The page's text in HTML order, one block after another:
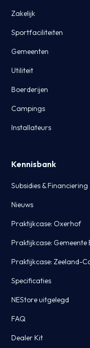
Zakelijk
Sportfaciliteiten
Gemeenten
Utiliteit
Boerderijen
Campings
Installateurs
Kennisbank
Subsidies & Financiering
Nieuws
Praktijkcase: Oxerhof
Praktijkcase: Gemeente
Praktijkcase: Zeeland-
Specificaties
NEStore uitgelegd
FAQ
Dealer Kit